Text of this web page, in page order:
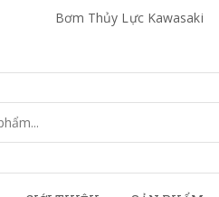
Bơm Thủy Lực Kawasaki